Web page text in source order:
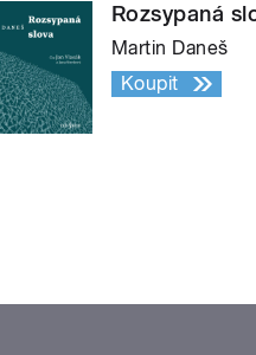
Rozsypaná
Martin Daneš
Koupit